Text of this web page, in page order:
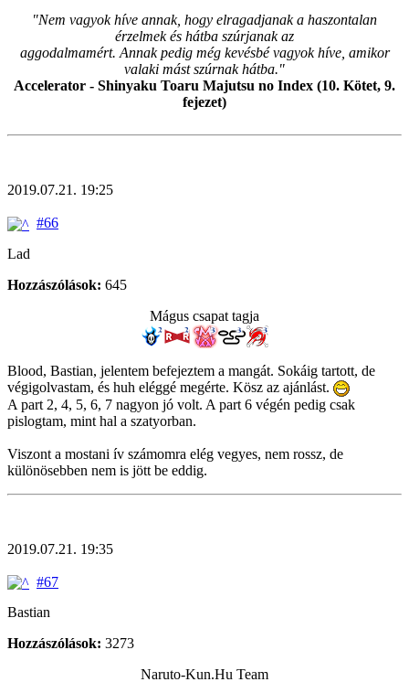
"Nem vagyok híve annak, hogy elragadjanak a haszontalan
érzelmek és hátba szúrjanak az
aggodalmamért. Annak pedig még kevésbé vagyok híve, amikor
valaki mást szúrnak hátba."
Accelerator - Shinyaku Toaru Majutsu no Index (10. Kötet, 9.
fejezet)
2019.07.21. 19:25
#66
Lad
Hozzászólások: 645
Mágus csapat tagja
Blood, Bastian, jelentem befejeztem a mangát. Sokáig tartott, de
végigolvastam, és huh eléggé megérte. Kösz az ajánlást.
A part 2, 4, 5, 6, 7 nagyon jó volt. A part 6 végén pedig csak
pislogtam, mint hal a szatyorban.
Viszont a mostani ív számomra elég vegyes, nem rossz, de
különösebben nem is jött be eddig.
2019.07.21. 19:35
#67
Bastian
Hozzászólások: 3273
Naruto-Kun.Hu Team